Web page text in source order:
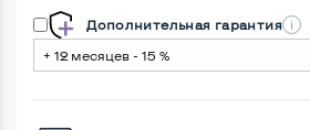
Дополнительная гарантия